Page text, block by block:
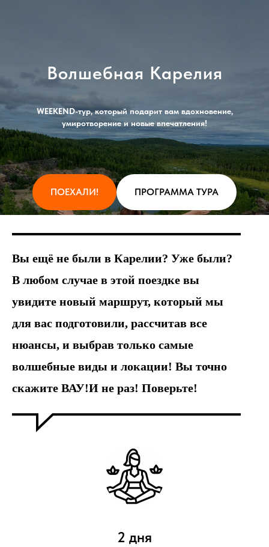
Волшебная Карелия
WEEKEND-тур, который подарит вам вдохновение,
умиротворение и новые впечатления!
ПОЕХАЛИ! ПРОГРАММА ТУРА
Вы ещё не были в Карелии? Уже были?
В любом случае в этой поездке вы
увидите новый маршрут, который мы
для вас подготовили, рассчитав все
нюансы, и выбрав только самые
волшебные виды и локации! Вы точно
скажите ВАУ!И не раз! Поверьте!
2 дня